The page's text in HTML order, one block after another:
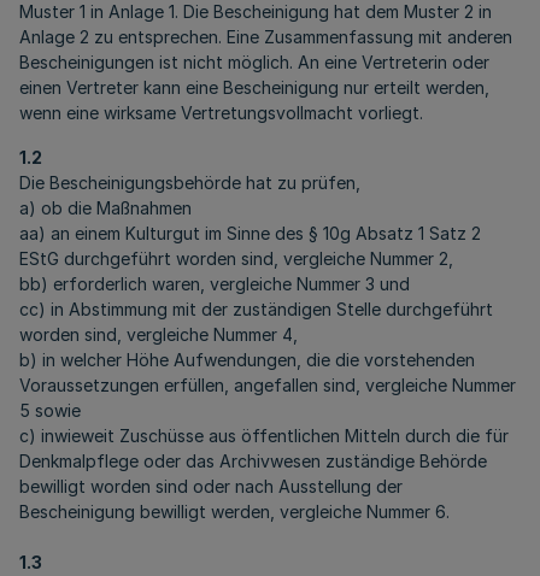
Muster 1 in Anlage 1. Die Bescheinigung hat dem Muster 2 in
Anlage 2 zu entsprechen. Eine Zusammenfassung mit anderen
Bescheinigungen ist nicht möglich. An eine Vertreterin oder
einen Vertreter kann eine Bescheinigung nur erteilt werden,
wenn eine wirksame Vertretungsvollmacht vorliegt.
1.2
Die Bescheinigungsbehörde hat zu prüfen,
a) ob die Maßnahmen
aa) an einem Kulturgut im Sinne des § 10g Absatz 1 Satz 2
EStG durchgeführt worden sind, vergleiche Nummer 2,
bb) erforderlich waren, vergleiche Nummer 3 und
cc) in Abstimmung mit der zuständigen Stelle durchgeführt
worden sind, vergleiche Nummer 4,
b) in welcher Höhe Aufwendungen, die die vorstehenden
Voraussetzungen erfüllen, angefallen sind, vergleiche Nummer
5 sowie
c) inwieweit Zuschüsse aus öffentlichen Mitteln durch die für
Denkmalpflege oder das Archivwesen zuständige Behörde
bewilligt worden sind oder nach Ausstellung der
Bescheinigung bewilligt werden, vergleiche Nummer 6.
1.3